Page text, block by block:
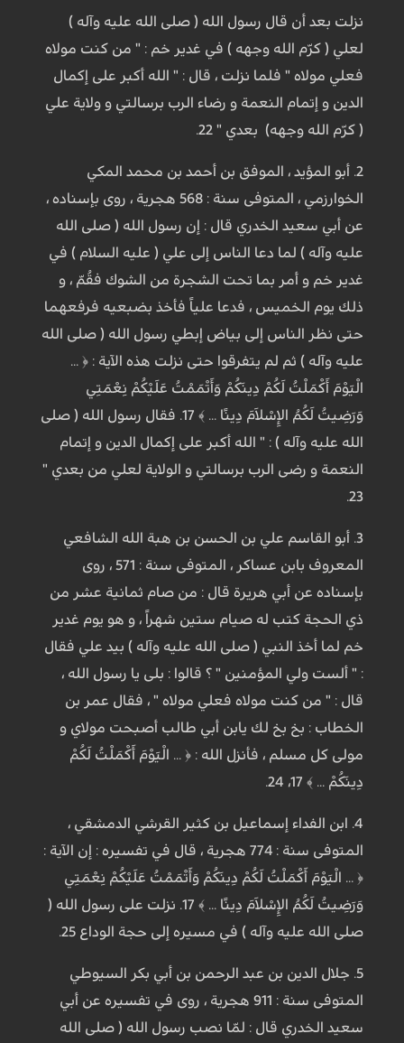
نزلت بعد أن قال رسول الله ( صلى الله عليه وآله )
لعلي ( كرّم الله وجهه ) في غدير خم : " من كنت مولاه
فعلي مولاه " فلما نزلت ، قال : " الله أكبر على إكمال
الدين و إتمام النعمة و رضاء الرب برسالتي و ولاية علي
( كرّم الله وجهه) بعدي " 22.
2. أبو المؤيد ، الموفق بن أحمد بن محمد المكي
الخوارزمي ، المتوفى سنة : 568 هجرية ، روى بإسناده ،
عن أبي سعيد الخدري قال : إن رسول الله ( صلى الله
عليه وآله ) لما دعا الناس إلى علي ( عليه السلام ) في
غدير خم و أمر بما تحت الشجرة من الشوك فقُمّ ، و
ذلك يوم الخميس ، فدعا علياً فأخذ بضبعيه فرفعهما
حتى نظر الناس إلى بياض إبطي رسول الله ( صلى الله
عليه وآله ) ثم لم يتفرقوا حتى نزلت هذه الآية : ﴿ ...
الْيَوْمَ أَكْمَلْتُ لَكُمْ دِينَكُمْ وَأَتْمَمْتُ عَلَيْكُمْ نِعْمَتِي
وَرَضِيتُ لَكُمُ الإِسْلاَمَ دِينًا ... ﴾ 17. فقال رسول الله ( صلى
الله عليه وآله ) : " الله أكبر على إكمال الدين و إتمام
النعمة و رضى الرب برسالتي و الولاية لعلي من بعدي "
23.
3. أبو القاسم علي بن الحسن بن هبة الله الشافعي
المعروف بابن عساكر ، المتوفى سنة : 571 ، روى
بإسناده عن أبي هريرة قال : من صام ثمانية عشر من
ذي الحجة كتب له صيام ستين شهراً ، و هو يوم غدير
خم لما أخذ النبي ( صلى الله عليه وآله ) بيد علي فقال
: " ألست ولي المؤمنين " ؟ قالوا : بلى يا رسول الله ،
قال : " من كنت مولاه فعلي مولاه " ، فقال عمر بن
الخطاب : بخ بخ لك يابن أبي طالب أصبحت مولاي و
مولى كل مسلم ، فأنزل الله : ﴿ ... الْيَوْمَ أَكْمَلْتُ لَكُمْ
دِينَكُمْ ... ﴾ 17، 24.
4. ابن الفداء إسماعيل بن كثير القرشي الدمشقي ،
المتوفى سنة : 774 هجرية ، قال في تفسيره : إن الآية :
﴿ ... الْيَوْمَ أَكْمَلْتُ لَكُمْ دِينَكُمْ وَأَتْمَمْتُ عَلَيْكُمْ نِعْمَتِي
وَرَضِيتُ لَكُمُ الإِسْلاَمَ دِينًا ... ﴾ 17. نزلت على رسول الله (
صلى الله عليه وآله ) في مسيره إلى حجة الوداع 25.
5. جلال الدين بن عبد الرحمن بن أبي بكر السيوطي
المتوفى سنة : 911 هجرية ، روى في تفسيره عن أبي
سعيد الخدري قال : لمّا نصب رسول الله ( صلى الله